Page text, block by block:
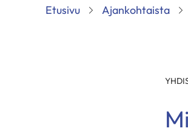
Etusivu
Ajankohtaista